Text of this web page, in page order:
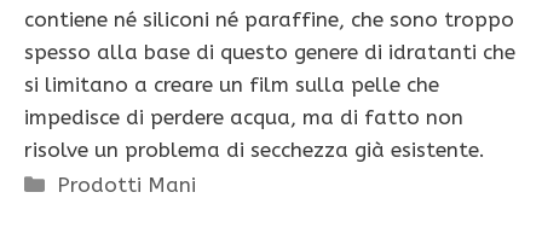
contiene né siliconi né paraffine, che sono troppo
spesso alla base di questo genere di idratanti che
si limitano a creare un film sulla pelle che
impedisce di perdere acqua, ma di fatto non
risolve un problema di secchezza già esistente.
Categorie
Prodotti Mani